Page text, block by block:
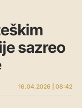
sazreo
16.04.2026 | 08:42